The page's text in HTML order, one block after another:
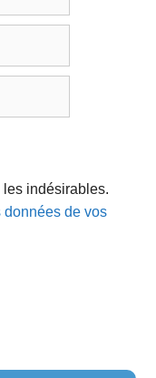
indésirables.
données de vos